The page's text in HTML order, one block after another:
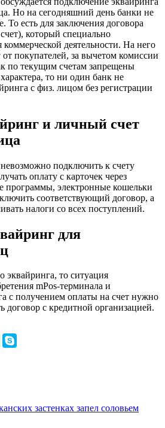
Но на сегодняшний день банки не
То есть для заключения договора
который специально
деятельности. На него
покупателей, за вычетом комиссии
по текущим счетам запрещены
то ни один банк не
с физ. лицом без регистрации
и личный счет
подключить к счету
оплату с карточек через
программы, электронные кошельки
соответствующий договор, а
налоги со всех поступлений.
для
эквайринга, то ситуация
mPos-терминала и
с получением оплаты на счет нужно
с кредитной организацией.
застенках запел соловьем